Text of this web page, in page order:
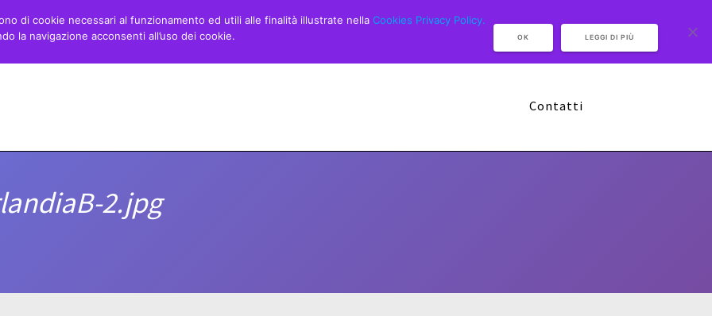
Home Minibasket
Contatti
2.jpg
di cookie necessari al funzionamento ed utili alle finalità illustrate nella Cookies Privacy Policy.
la navigazione acconsenti all’uso dei cookie.
OK LEGGI DI PIÙ